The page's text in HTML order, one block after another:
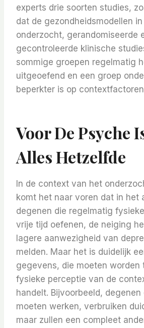
experts drie soorten studies,
dat de gezondheidsmodellen
onderzocht, gerandomiseerde
gecontroleerde klinische
sommige groepen regelmatig
uitgeoefend en een groep
beperkter is op
Voor De Psyche
Alles Hetzelfde
In de context van het
komt het naar voren dat in het
degenen die regelmatig
vrije tijd oefenen, de neiging
lagere aanwezigheid van
melden. Maar het is duidelijk
gegevens, die moeten worden
fysieke perceptie van de
handelt. Bijvoorbeeld, degenen
moeten werken, verbruiken
maar zullen een compleet